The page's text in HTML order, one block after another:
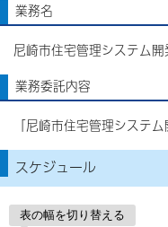
業務名
尼崎市住宅管理システム
業務委託内容
「尼崎市住宅管理システ
スケジュール
表の幅を切り替える